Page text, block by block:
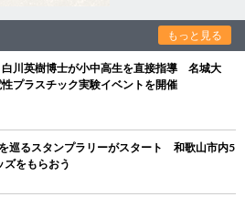
もっと見る
白川英樹博士が小中高生を直接指導 名城大
プラスチック実験イベントを開催
巡るスタンプラリーがスタート 和歌山市内5
をもらおう